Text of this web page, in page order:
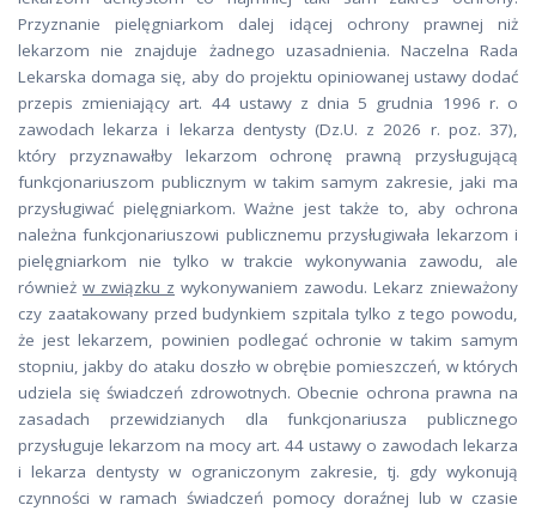
Przyznanie pielęgniarkom dalej idącej ochrony prawnej niż
lekarzom nie znajduje żadnego uzasadnienia. Naczelna Rada
Lekarska domaga się, aby do projektu opiniowanej ustawy dodać
przepis zmieniający art. 44 ustawy z dnia 5 grudnia 1996 r. o
zawodach lekarza i lekarza dentysty (Dz.U. z 2026 r. poz. 37),
który przyznawałby lekarzom ochronę prawną przysługującą
funkcjonariuszom publicznym w takim samym zakresie, jaki ma
przysługiwać pielęgniarkom. Ważne jest także to, aby ochrona
należna funkcjonariuszowi publicznemu przysługiwała lekarzom i
pielęgniarkom nie tylko w trakcie wykonywania zawodu, ale
również w związku z wykonywaniem zawodu. Lekarz znieważony
czy zaatakowany przed budynkiem szpitala tylko z tego powodu,
że jest lekarzem, powinien podlegać ochronie w takim samym
stopniu, jakby do ataku doszło w obrębie pomieszczeń, w których
udziela się świadczeń zdrowotnych. Obecnie ochrona prawna na
zasadach przewidzianych dla funkcjonariusza publicznego
przysługuje lekarzom na mocy art. 44 ustawy o zawodach lekarza
i lekarza dentysty w ograniczonym zakresie, tj. gdy wykonują
czynności w ramach świadczeń pomocy doraźnej lub w czasie